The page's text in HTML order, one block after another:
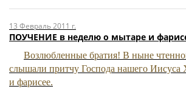
13 Февраль 2011 г.
ПОУЧЕНИЕ в неделю о мытаре и
Возлюбленные братия! В ныне
слышали притчу Господа нашего Иису­са
и фарисее.